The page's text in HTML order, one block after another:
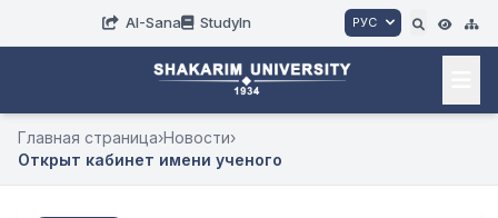
AI-Sana StudyIn РУС
Главная страница›Новости›
Открыт кабинет имени ученого